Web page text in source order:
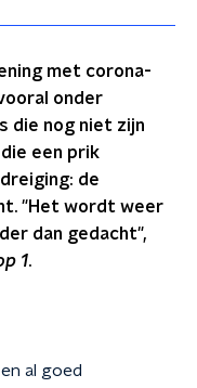
met corona-
onder
die nog niet zijn
een prik
de
"Het wordt weer
dan gedacht",
1.
al goed